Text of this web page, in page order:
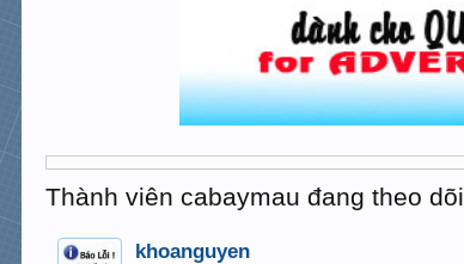
Thành viên cabaymau đang theo dõi
khoanguyen